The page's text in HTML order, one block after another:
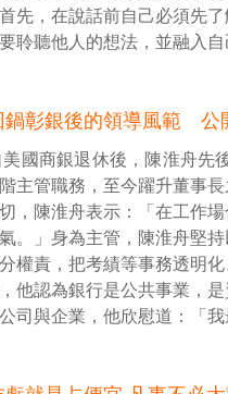
先，在說話前自己必須先
聆聽他人的想法，並融入自
鍋彰銀後的領導風範 公
美國商銀退休後，陳淮舟先
主管職務，至今躍升董事
，陳淮舟表示：「在工作
。」身為主管，陳淮舟堅
權責，把考績等事務透明
他認為銀行是公共事業，
司與企業，他欣慰道：「